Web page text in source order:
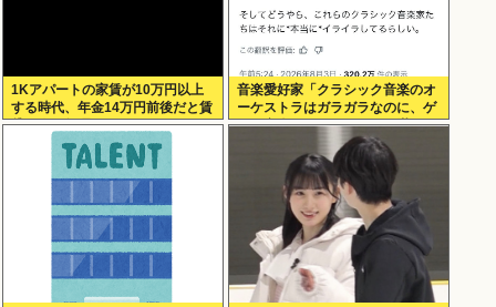
1Kアパートの家賃が10万円以上
する時代、年金14万円前後だと賃
貸の人は無理じゃね？
音楽愛好家「クラシック音楽のオ
ーケストラはガラガラなのに、ゲ
ーム音楽のオーケストラは満員…
本当にイライラする」